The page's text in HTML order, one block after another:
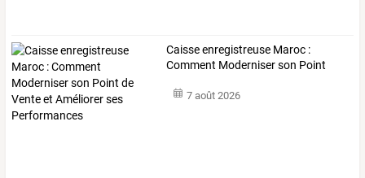
Caisseenregistreuse Maroc :
Comment Moderniserson Point
7 août 2026